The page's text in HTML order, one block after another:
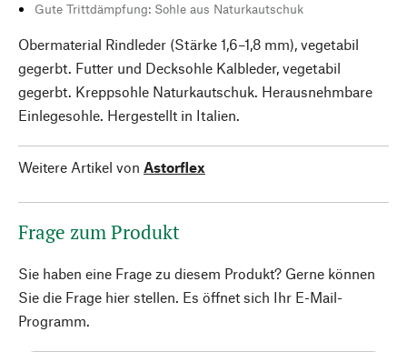
Gute Trittdämpfung: Sohle aus Naturkautschuk
Obermaterial Rindleder (Stärke 1,6–1,8 mm), vegetabil
gegerbt. Futter und Decksohle Kalbleder, vegetabil
gegerbt. Kreppsohle Naturkautschuk. Herausnehmbare
Einlegesohle. Hergestellt in Italien.
Weitere Artikel von Astorflex
Frage zum Produkt
Sie haben eine Frage zu diesem Produkt? Gerne können
Sie die Frage hier stellen. Es öffnet sich Ihr E-Mail-
Programm.